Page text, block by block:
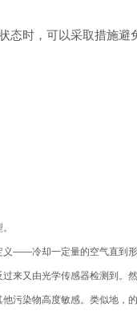
时，可以采取措施
冷却一定量的空气直到
来又由光学传感器检测到
染物高度敏感。类似地，